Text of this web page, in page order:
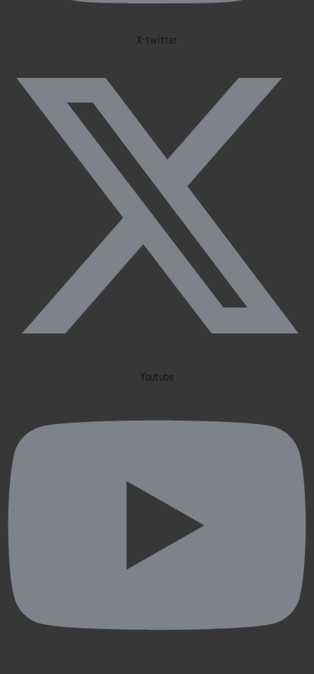
X-twitter
Youtube